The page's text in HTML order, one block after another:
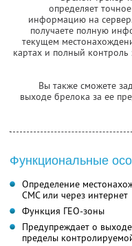
определяет
информацию на
получаете полную
текущем
картах и полный
Вы также сможете
выходе брелока за ее
Функциональные
Определение
СМС или через интернет
Функция ГЕО-зоны
Предупреждает о
пределы